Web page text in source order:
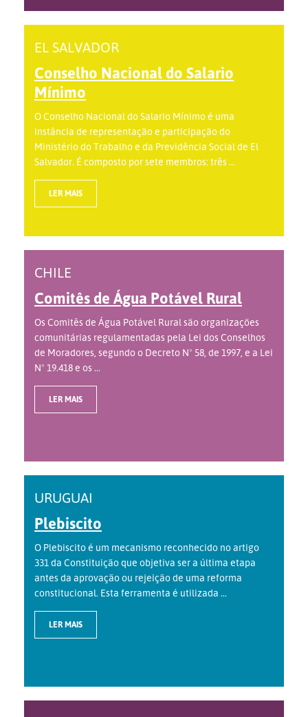
EL SALVADOR
Conselho Nacional do Salario
Mínimo
O Conselho Nacional do Salario Mínimo é uma
instância de representação e participação do
Ministério do Trabalho e da Previdência Social de El
Salvador. É composto por sete membros: três ...
LER MAIS
CHILE
Comitês de Água Potável Rural
Os Comitês de Água Potável Rural são organizações
comunitárias regulamentadas pela Lei dos Conselhos
de Moradores, segundo o Decreto Nº 58, de 1997, e a Lei
Nº 19.418 e os ...
LER MAIS
URUGUAI
Plebiscito
O Plebiscito é um mecanismo reconhecido no artigo
331 da Constituição que objetiva ser a última etapa
antes da aprovação ou rejeição de uma reforma
constitucional. Esta ferramenta é utilizada ...
LER MAIS